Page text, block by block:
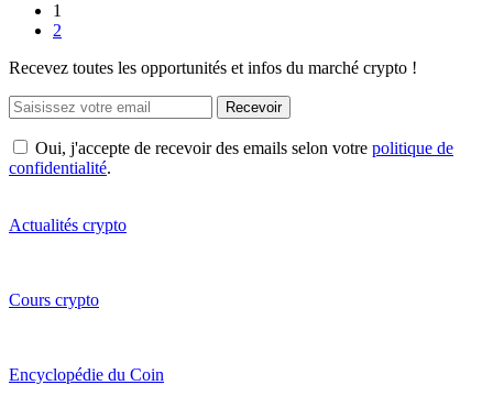
1
2
Recevez toutes les opportunités et infos du marché crypto !
Recevoir
Oui, j'accepte de recevoir des emails selon votre politique de
confidentialité.
Actualités crypto
Cours crypto
Encyclopédie du Coin